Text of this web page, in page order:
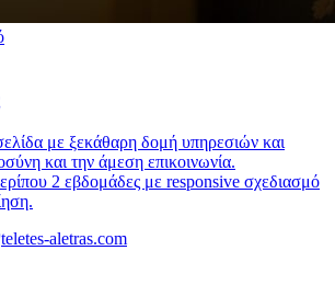
teletes-aletras.com